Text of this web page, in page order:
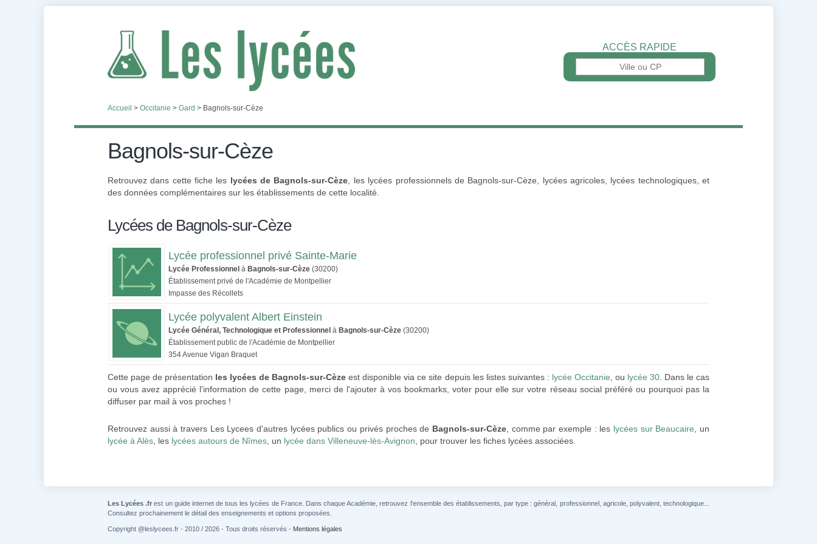
ACCÈS RAPIDE
Accueil > Occitanie > Gard > Bagnols-sur-Cèze
Bagnols-sur-Cèze
Retrouvez dans cette fiche les lycées de Bagnols-sur-Cèze , les lycées professionnels de Bagnols-sur-Cèze, lycées agricoles, lycées technologiques, et
des données complémentaires sur les établissements de cette localité.
Lycées de Bagnols-sur-Cèze
Lycée professionnel privé Sainte-Marie
Lycée Professionnel à Bagnols-sur-Cèze (30200)
Établissement privé de l'Académie de Montpellier
Impasse des Récollets
Lycée polyvalent Albert Einstein
Lycée Général, Technologique et Professionnel à Bagnols-sur-Cèze (30200)
Établissement public de l'Académie de Montpellier
354 Avenue Vigan Braquet
Cette page de présentation les lycées de Bagnols-sur-Cèze est disponible via ce site depuis les listes suivantes : lycée Occitanie , ou lycée 30. Dans le cas
ou vous avez apprécié l'information de cette page, merci de l'ajouter à vos bookmarks, voter pour elle sur votre réseau social préféré ou pourquoi pas la
diffuser par mail à vos proches !
Retrouvez aussi à travers Les Lycees d'autres lycées publics ou privés proches de Bagnols-sur-Cèze, comme par exemple : les lycées sur Beaucaire , un
lycée à Alès , les lycées autours de Nîmes , un lycée dans Villeneuve-lès-Avignon , pour trouver les fiches lycées associées.
Les Lycées .fr est un guide internet de tous les lycées de France. Dans chaque Académie, retrouvez l'ensemble des établissements, par type : général, professionnel, agricole, polyvalent, technologique...
Consultez prochainement le détail des enseignements et options proposées.
Copyright @leslycees.fr - 2010 / 2026 - Tous droits réservés - Mentions légales